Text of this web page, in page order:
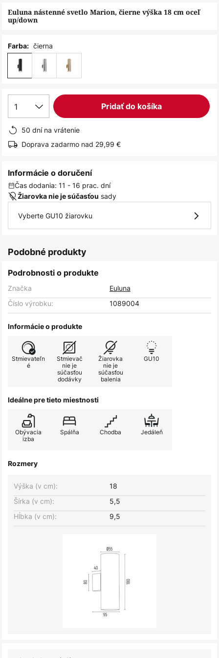
Euluna nástenné svetlo Marion, čierne výška 18 cm oceľ
up/down
Farba: čierna
1 Pridať do košíka
50 dní na vrátenie
Doprava zadarmo nad 29,99 €
Informácie o doručení
Čas dodania: 11 - 16 prac. dní
Žiarovka nie je súčasťou sady
Vyberte GU10 žiarovku
Podobné produkty
Podrobnosti o produkte
Značka
Euluna
Číslo výrobku:
1089004
Informácie o produkte
Stmievateľn
é
Stmievač
nie je
súčasťou
dodávky
Žiarovka
nie je
súčasťou
balenia
GU10
Ideálne pre tieto miestnosti
Obývacia
izba
Spálňa Chodba Jedáleň
Rozmery
Šírka (v cm): 5,5
Výška (v cm): 18
Hĺbka (v cm): 9,5